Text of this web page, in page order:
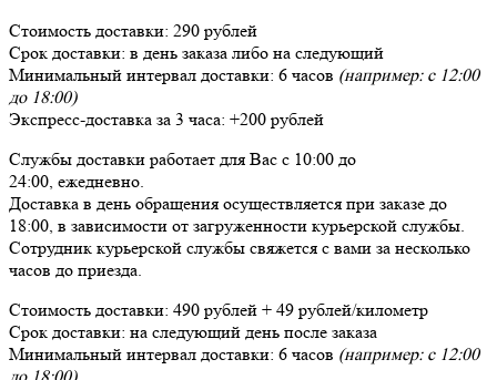
Стоимость доставки: 290 рублей
Срок доставки: в день заказа либо на следующий
Минимальный интервал доставки: 6 часов (например: с 12:00
до 18:00)
Экспресс-доставка за 3 часа: +200 рублей
Службы доставки работает для Вас с 10:00 до
24:00, ежедневно
Доставка в день обращения осуществляется при заказе до
18:00, в зависимости от загруженности курьерской службы.
Сотрудник курьерской службы свяжется с вами за несколько
часов до приезда.
Стоимость доставки: 490 рублей + 49 рублей/километр
Срок доставки: на следующий день после заказа
Минимальный интервал доставки: 6 часов (например: с 12:00